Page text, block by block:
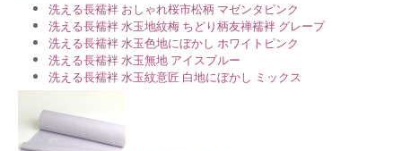
洗える長襦袢 おしゃれ桜市松柄 マゼンタピンク
洗える長襦袢 水玉地紋梅 ちどり柄友禅襦袢 グレープ
洗える長襦袢 水玉色地にぼかし ホワイトピンク
洗える長襦袢 水玉無地 アイスブルー
洗える長襦袢 水玉紋意匠 白地にぼかし ミックス